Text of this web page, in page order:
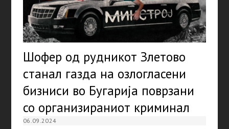
Шофер од рудникот Злетово
станал газда на озлогласени
бизниси во Бугарија поврзани
со организираниот криминал
06.09.2024